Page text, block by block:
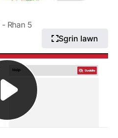
- Rhan 5
Sgrin lawn